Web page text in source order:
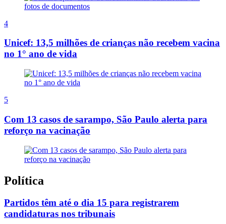
4
Unicef: 13,5 milhões de crianças não recebem vacina
no 1° ano de vida
5
Com 13 casos de sarampo, São Paulo alerta para
reforço na vacinação
Política
Partidos têm até o dia 15 para registrarem
candidaturas nos tribunais